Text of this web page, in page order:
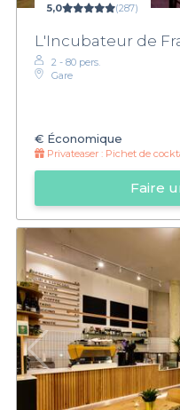
5,0 (287)
L'Incubateur de
2 - 80 pers.
Gare
€ Économique
Privateaser : Pichet de
Faire